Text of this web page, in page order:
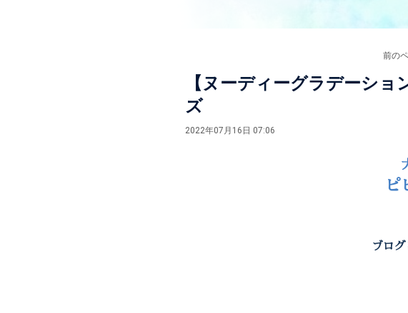
前の
【ヌーディーグラデーシ
ズ
2022年07月16日 07:06
ブロ